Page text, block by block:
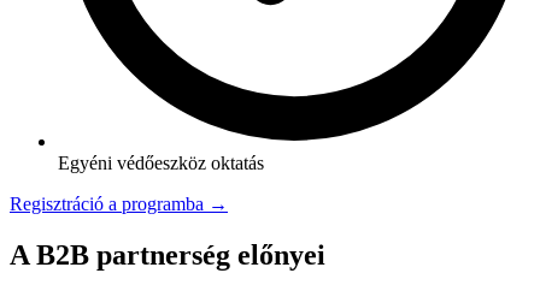
Egyéni védőeszköz oktatás
Regisztráció a programba →
A B2B partnerség előnyei